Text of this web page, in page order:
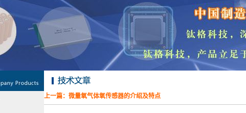
上一篇： 微量氧气体氧传感器的介绍及特点